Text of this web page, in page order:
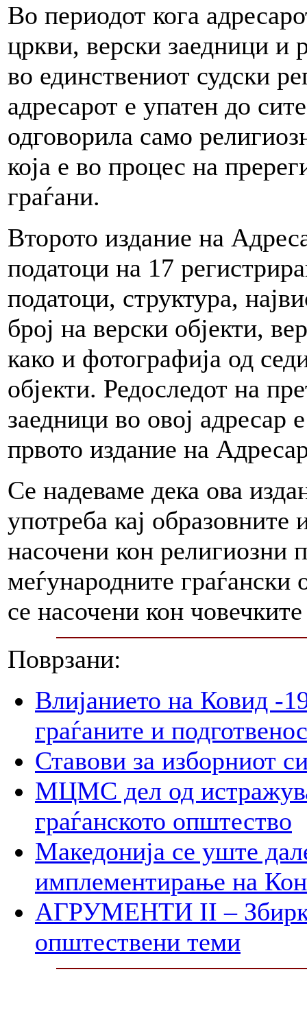
Во периодот кога
цркви, верски заедници и
во единствениот судски
адресарот е упатен до
одговорила само
која е во процес на
граѓани.
Второто издание на
податоци на 17
податоци, структура,
број на верски објекти,
како и фотографија од
објекти. Редоследот на
заедници во овој адресар
првото издание на
Се надеваме дека ова
употреба кај
насочени кон
меѓународните
се насочени кон
Поврзани:
Влијанието на Ковид -
граѓаните и
Ставови за изборниот
МЦМС дел од
граѓанското општество
Македонија се уште
имплементирање на
АГРУМЕНТИ II –
општествени теми